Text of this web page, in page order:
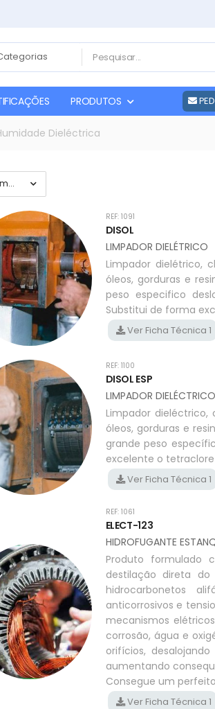
PRODUTOS
Dieléctrica
REF: 1091
DISOL
LIMPADOR DIELÉTRICO
Limpador dielétrico,
óleos, gorduras e
peso especifico
Substitui de forma
Ver Ficha Técnica 1
REF: 1100
DISOL ESP
LIMPADOR
Limpador dieléctrico,
óleos, gorduras e
grande peso
excelente o
Ver Ficha Técnica 1
REF: 1061
ELECT-123
HIDROFUGANTE
Produto formulado
destilação direta
hidrocarbonetos
anticorrosivos e
mecanismos
corrosão, água e
orifícios,
aumentando
Consegue um
Ver Ficha Técnica 1